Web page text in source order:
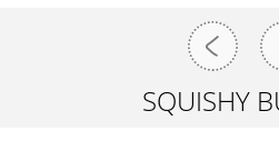
SQUISHY